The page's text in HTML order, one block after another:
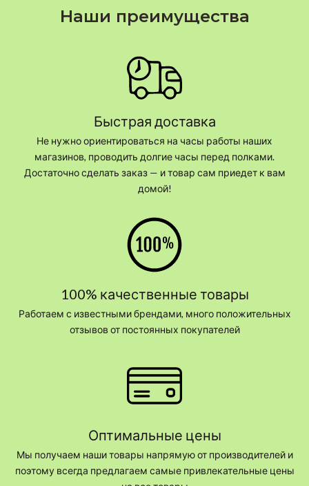
Наши преимущества
Быстрая доставка
Не нужно ориентироваться на часы работы наших
магазинов, проводить долгие часы перед полками.
Достаточно сделать заказ — и товар сам приедет к вам
домой!
100% качественные товары
Работаем с известными брендами, много положительных
отзывов от постоянных покупателей
Оптимальные цены
Мы получаем наши товары напрямую от производителей и
поэтому всегда предлагаем самые привлекательные цены